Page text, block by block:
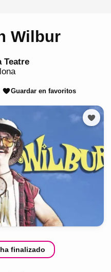
Wilbur
Teatre
Guardar en favoritos
finalizado